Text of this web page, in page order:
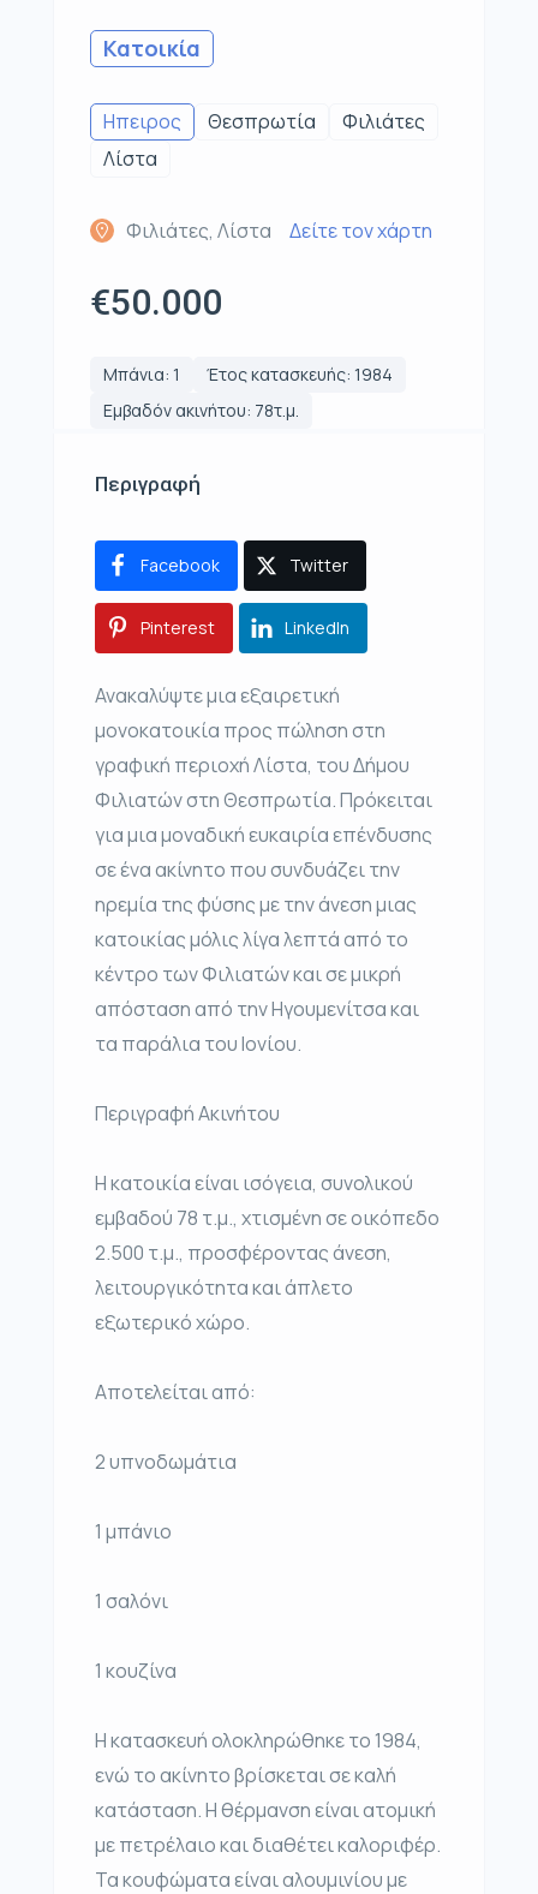
Κατοικία
Ηπειρος Θεσπρωτία
Φιλιάτες
Λίστα
Φιλιάτες, Λίστα Δείτε τον χάρτη
€50.000
Μπάνια: 1
Έτος κατασκευής: 1984
Εμβαδόν ακινήτου: 78τ.μ.
Περιγραφή
Facebook Twitter
Pinterest LinkedIn
Ανακαλύψτε μια εξαιρετική
μονοκατοικία προς πώληση στη
γραφική περιοχή Λίστα, του Δήμου
Φιλιατών στη Θεσπρωτία. Πρόκειται
για μια μοναδική ευκαιρία επένδυσης
σε ένα ακίνητο που συνδυάζει την
ηρεμία της φύσης με την άνεση μιας
κατοικίας μόλις λίγα λεπτά από το
κέντρο των Φιλιατών και σε μικρή
απόσταση από την Ηγουμενίτσα και
τα παράλια του Ιονίου.
Περιγραφή Ακινήτου
Η κατοικία είναι ισόγεια, συνολικού
εμβαδού 78 τ.μ., χτισμένη σε οικόπεδο
2.500 τ.μ., προσφέροντας άνεση,
λειτουργικότητα και άπλετο
εξωτερικό χώρο.
Αποτελείται από:
2 υπνοδωμάτια
1 μπάνιο
1 σαλόνι
1 κουζίνα
Η κατασκευή ολοκληρώθηκε το 1984,
ενώ το ακίνητο βρίσκεται σε καλή
κατάσταση. Η θέρμανση είναι ατομική
με πετρέλαιο και διαθέτει καλοριφέρ.
Τα κουφώματα είναι αλουμινίου με